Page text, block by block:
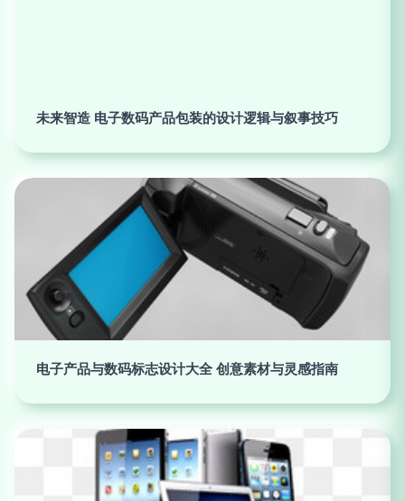
未来智造 电子数码产品包装的设计逻辑与叙事技巧
电子产品与数码标志设计大全 创意素材与灵感指南